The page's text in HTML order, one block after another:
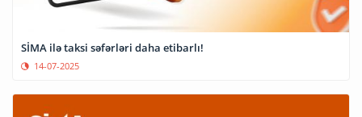
SİMA ilə taksi səfərləri daha etibarlı!
14-07-2025